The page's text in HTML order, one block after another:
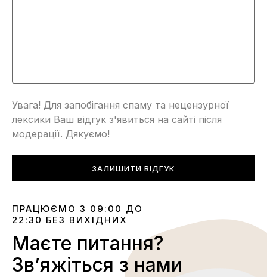
Увага! Для запобігання спаму та нецензурної
лексики Ваш відгук з'явиться на сайті після
модерації. Дякуємо!
ЗАЛИШИТИ ВІДГУК
ПРАЦЮЄМО З 09:00 ДО
22:30 БЕЗ ВИХІДНИХ
Маєте питання?
Звʼяжіться з нами